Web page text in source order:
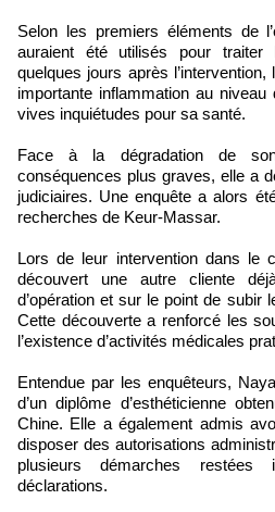
Selon les premiers éléments de
auraient été utilisés pour traiter
quelques jours après
importante inflammation au
vives inquiétudes pour sa santé.
Face à la dégradation de
conséquences plus graves, elle a
judiciaires. Une enquête a alors
recherches de Keur-Massar.
Lors de leur intervention dans le
découvert une autre cliente
d’opération et sur le point de subir
Cette découverte a renforcé les
l’existence d’activités médicales
Entendue par les enquêteurs,
d’un diplôme d’esthéticienne
Chine. Elle a également admis
disposer des autorisations
plusieurs démarches restées
déclarations.